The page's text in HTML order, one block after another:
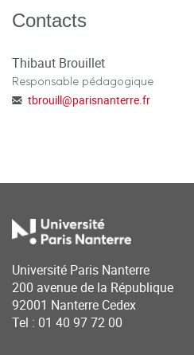
Contacts
Thibaut Brouillet
Responsable pédagogique
tbrouill@parisnanterre.fr
Université Paris Nanterre
200 avenue de la République
92001 Nanterre Cedex
Tel : 01 40 97 72 00